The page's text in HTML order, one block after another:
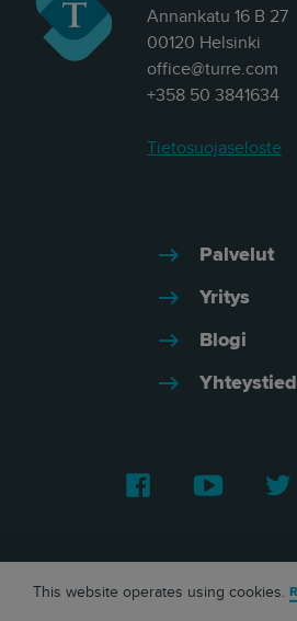
This website operates using cookies.
Annankatu 16 B 27
00120 Helsinki
office@turre.com
+358 50 3841634
Tietosuojaseloste
Palvelut
Yritys
Blogi
Facebook Youtube